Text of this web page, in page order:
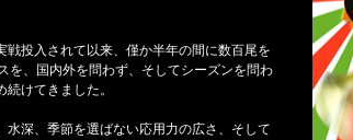
戦投入されて以来、僅か半年の間に数百尾を
を、国内外を問わず、そしてシーズンを問わ
けてきました。
水深、季節を選ばない応用力の広さ、そして